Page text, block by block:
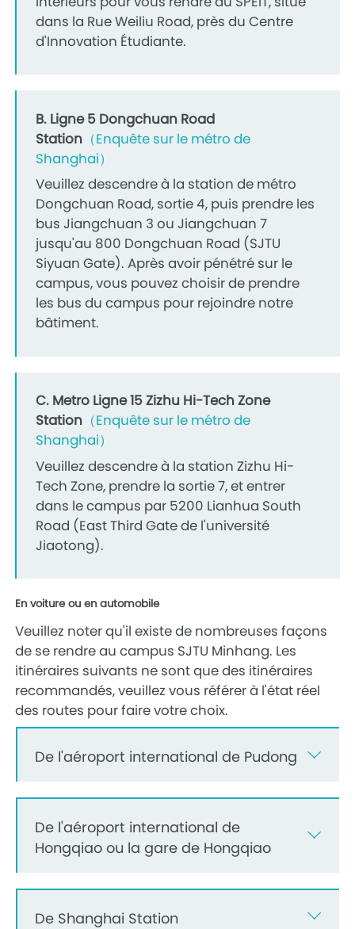
dans la Rue Weiliu Road, près du Centre
d'Innovation Étudiante.
B. Ligne 5 Dongchuan Road
Station （Enquête sur le métro de
Shanghai）
Veuillez descendre à la station de métro
Dongchuan Road, sortie 4, puis prendre les
bus Jiangchuan 3 ou Jiangchuan 7
jusqu'au 800 Dongchuan Road (SJTU
Siyuan Gate). Après avoir pénétré sur le
campus, vous pouvez choisir de prendre
les bus du campus pour rejoindre notre
bâtiment.
C. Metro Ligne 15 Zizhu Hi-Tech Zone
Station （Enquête sur le métro de
Shanghai）
Veuillez descendre à la station Zizhu Hi-
Tech Zone, prendre la sortie 7, et entrer
dans le campus par 5200 Lianhua South
Road (East Third Gate de l'université
Jiaotong).
En voiture ou en automobile
Veuillez noter qu'il existe de nombreuses façons
de se rendre au campus SJTU Minhang. Les
itinéraires suivants ne sont que des itinéraires
recommandés, veuillez vous référer à l'état réel
des routes pour faire votre choix.
De l'aéroport international de Pudong
De l'aéroport international de
Hongqiao ou la gare de Hongqiao
De Shanghai Station